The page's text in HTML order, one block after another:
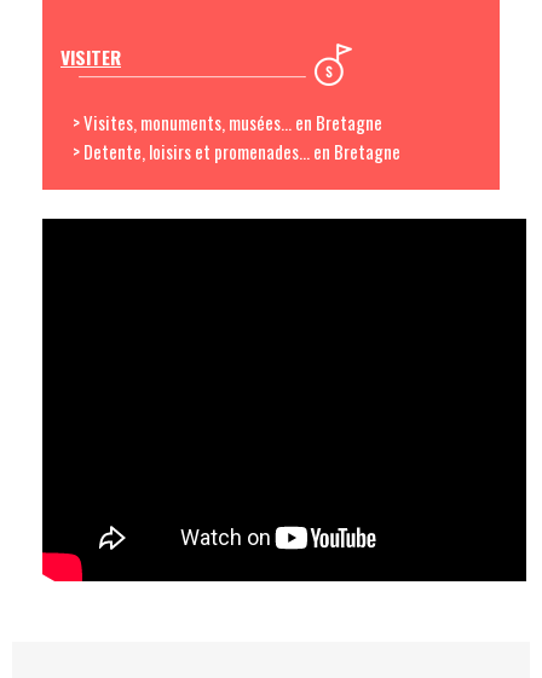
VISITER
> Visites, monuments, musées... en Bretagne
> Detente, loisirs et promenades... en Bretagne